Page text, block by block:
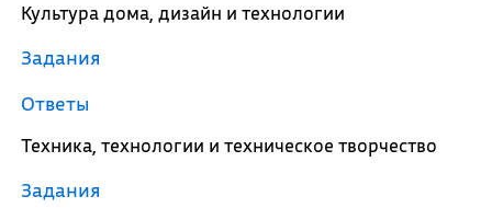
Культура дома, дизайн и технологии
Задания
Ответы
Техника, технологии и техническое творчество
Задания